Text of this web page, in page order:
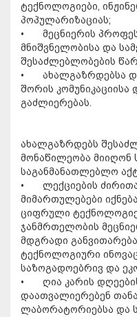
ტექნოლოგიები,
პოპულარიზაციას;
•
მეცნიერის
მნიშვნელობისა და
შესაძლებლობების
•
ახალგაზრდებსა
შორის
გაძლიერებას.
ახალგაზრდებს
მონაწილეობა მიიღონ
საგანმანათლებლო
•
ლექციების
მიმართულებები
ციფრული
ჯანმრთელობის
მდგრადი
ტექნოლოგიური
საზოგადოებრივ და
•
ღია კარის
დაათვალიერებენ
ლაბორატორიებსა და